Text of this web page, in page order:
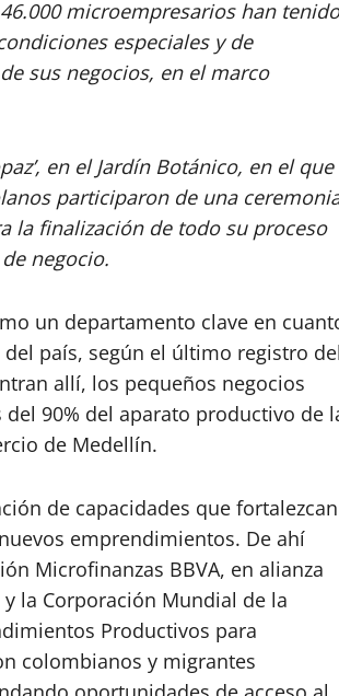
microempresarios han tenido
especiales y de
sus negocios, en el marco
en el Jardín Botánico, en el que
participaron de una
la finalización de todo su proceso
negocio.
un departamento clave en
país, según el último registro
allí, los pequeños negocios
90% del aparato productivo de
de Medellín.
de capacidades que fortalezcan
emprendimientos. De ahí
Microfinanzas BBVA, en alianza
la Corporación Mundial de la
Productivos para
colombianos y migrantes